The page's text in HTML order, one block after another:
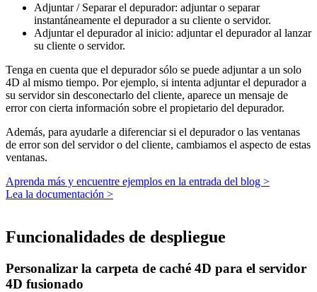
Adjuntar / Separar el depurador: adjuntar o separar
instantáneamente el depurador a su cliente o servidor.
Adjuntar el depurador al inicio: adjuntar el depurador al lanzar
su cliente o servidor.
Tenga en cuenta que el depurador sólo se puede adjuntar a un solo
4D al mismo tiempo. Por ejemplo, si intenta adjuntar el depurador a
su servidor sin desconectarlo del cliente, aparece un mensaje de
error con cierta información sobre el propietario del depurador.
Además, para ayudarle a diferenciar si el depurador o las ventanas
de error son del servidor o del cliente, cambiamos el aspecto de estas
ventanas.
Aprenda más y encuentre ejemplos en la entrada del blog >
Lea la documentación >
Funcionalidades de despliegue
Personalizar la carpeta de caché 4D para el servidor
4D fusionado